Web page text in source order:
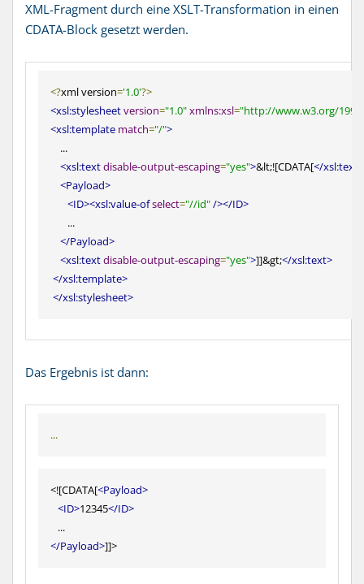
XML-Fragment durch eine XSLT-Transformation in einen
CDATA-Block gesetzt werden.
<?xml version='1.0'?>
<xsl:stylesheetversion="1.0"xmlns:xsl="http://www.w3.org/
<xsl:template match="/">
<xsl:textdisable-output-escaping="yes">&lt;![CDATA[</xsl:text
<Payload>
<ID><xsl:value-ofselect="//id"/></ID>
...
</Payload>
<xsl:textdisable-output-escaping="yes">]]&gt;</xsl:text>
</xsl:template>
</xsl:stylesheet>
Das Ergebnis ist dann:
...
<![CDATA[<Payload>
<ID>12345</ID>
</Payload>]]>